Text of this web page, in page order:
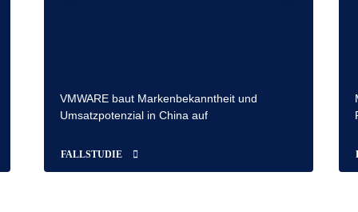
VMWARE baut Markenbekanntheit und
Umsatzpotenzial in China auf
FALLSTUDIE